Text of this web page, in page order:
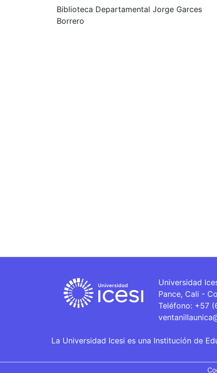
Biblioteca Departamental Jorge Garces
Borrero
Universidad
Pance, Cali -
Teléfono: +57
La Universidad Icesi es una Institución de